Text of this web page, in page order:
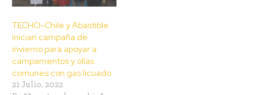
TECHO-Chile y Abastible
inician campaña de
invierno para apoyar a
campamentos y ollas
comunes con gas licuado
21 Julio, 2022